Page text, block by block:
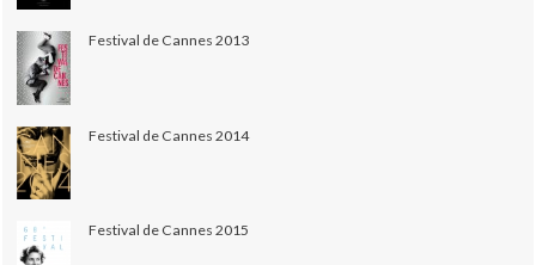
Festival de Cannes 2013
Festival de Cannes 2014
Festival de Cannes 2015